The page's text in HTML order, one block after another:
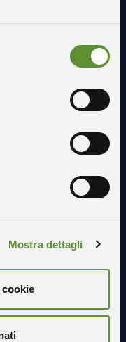
Mostra dettagli